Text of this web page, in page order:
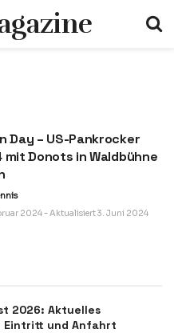
Day – US-Pankrocker
mit Donots in Waldbühne
2024 - Aktualisiert 3. Juni 2024
2026: Aktuelles
Eintritt und Anfahrt